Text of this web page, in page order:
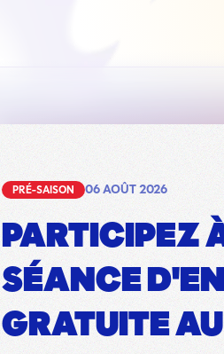
PRÉ-SAISON 06 AOÛT 2026
PARTICIPEZ
SÉANCE
GRATUITE